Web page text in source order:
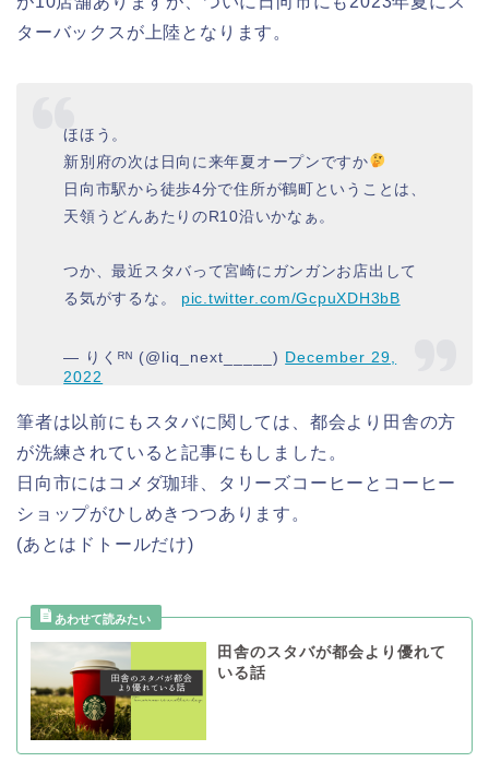
ターバックスが上陸となります。
ほほう。
新別府の次は日向に来年夏オープンですか
日向市駅から徒歩4分で住所が鶴町ということは、
天領うどんあたりのR10沿いかなぁ。
つか、最近スタバって宮崎にガンガンお店出して
る気がするな。 pic.twitter.com/GcpuXDH3bB
— りくᴿᴺ (@liq_next_____) December 29,
2022
筆者は以前にもスタバに関しては、都会より田舎の方
が洗練されていると記事にもしました。
日向市にはコメダ珈琲、タリーズコーヒーとコーヒー
ショップがひしめきつつあります。
(あとはドトールだけ)
田舎のスタバが都会より優れて
いる話